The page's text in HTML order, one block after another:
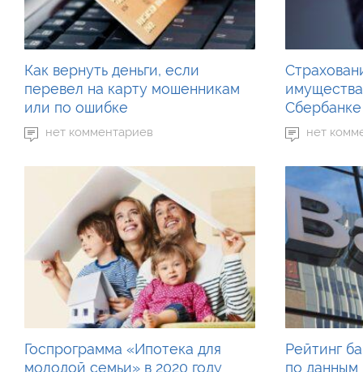
Как вернуть деньги, если
перевел на карту мошенникам
или по ошибке
нет комментариев
Сбербанке
нет
Госпрограмма «Ипотека для
молодой семьи» в 2020 году
Рейтинг
по данным